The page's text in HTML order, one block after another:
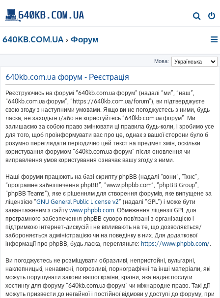
о
к
640KB.COM.UA Форум
Мова:
640kb.com.ua форум - Реєстрація
Реєструючись на форумі “640kb.com.ua форум” (надалі “ми”, “наш”,
“640kb.com.ua форум”, “https://640kb.com.ua/forum”), ви підтверджуєте
свою згоду з наступними умовами. Якщо ви не погоджуєтесь з ними, будь
ласка, не заходьте і/або не користуйтесь “640kb.com.ua форум”. Ми
залишаємо за собою право змінювати ці правила будь-коли, і зробимо усе
для того, щоб проінформувати вас про це, однак з вашої сторони було б
розумно переглядати періодично цей текст на предмет змін, оскільки
користування форумом “640kb.com.ua форум” після оновлення чи
виправлення умов користування означає вашу згоду з ними.
Наші форуми працюють на базі скрипту phpBB (надалі “вони”, “їхнє”,
“програмне забезпечення phpBB”, “www.phpbb.com”, “phpBB Group”,
“phpBB Teams”), яке є рішенням для створення форумів, яке випущене за
ліцензією “GNU General Public License v2” (надалі “GPL”) і може бути
завантаженим з сайту www.phpbb.com. Обмеження ліцензії GPL для
програмного забезпечення phpBB суворо пов'язані з організацією і
підтримкою інтернет-дискусій і не впливають на те, що дозволяється/
забороняється адміністрацією чи на поведінку в них. Для додаткової
інформації про phpBB, будь ласка, перегляньте: https://www.phpbb.com/.
Ви погоджуєтесь не розміщувати образливі, непристойні, вульгарні,
наклепницькі, ненависні, погрозливі, порнографічні та інші матеріали, які
можуть порушувати закони вашої країни, країни, яка надає послуги
хостингу для форуму “640kb.com.ua форум” чи міжнародне право. Такі дії
можуть призвести до негайної і постійної відмови у доступі до форуму, при